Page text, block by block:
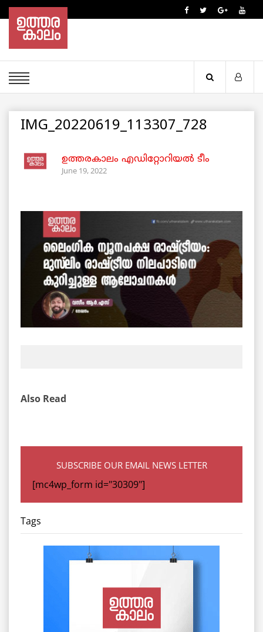
IMG_20220619_113307_728
ഉത്തരകാലം എഡിറ്റോറിയല്‍ ടീം
June 19, 2022
Also Read
SUBSCRIBE OUR EMAIL NEWS LETTER
[mc4wp_form id="30309"]
Tags